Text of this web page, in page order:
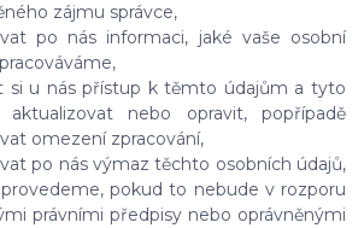
zájmu správce,
po nás informaci, jaké vaše osobní
si u nás přístup k těmto údajům a tyto
aktualizovat nebo opravit, popřípadě
omezení zpracování,
po nás výmaz těchto osobních údajů,
pokud to nebude v rozporu
právními předpisy nebo oprávněnými